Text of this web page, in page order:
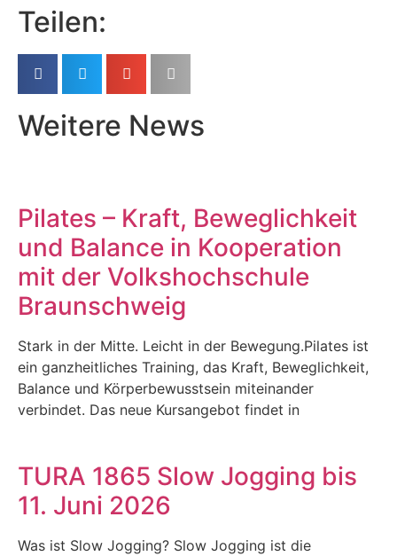
Teilen:
Weitere News
Pilates – Kraft, Beweglichkeit
und Balance in Kooperation
mit der Volkshochschule
Braunschweig
Stark in der Mitte. Leicht in der Bewegung.Pilates ist
ein ganzheitliches Training, das Kraft, Beweglichkeit,
Balance und Körperbewusstsein miteinander
verbindet. Das neue Kursangebot findet in
TURA 1865 Slow Jogging bis
11. Juni 2026
Was ist Slow Jogging? Slow Jogging ist die